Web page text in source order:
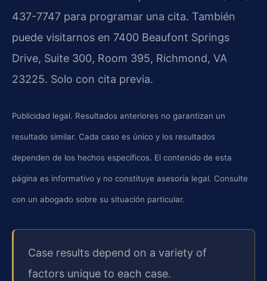
437-7747 para programar una cita. También
puede visitarnos en 7400 Beaufont Springs
Drive, Suite 300, Room 395, Richmond, VA
23225. Solo con cita previa.
Publicidad legal. Resultados anteriores no garantizan un
resultado similar. Cada caso es único y los resultados
dependen de los hechos específicos. El contenido de esta
página es informativo y no constituye asesoría legal. Consulte
con un abogado sobre su situación particular.
Case results depend on a variety of
factors unique to each case.